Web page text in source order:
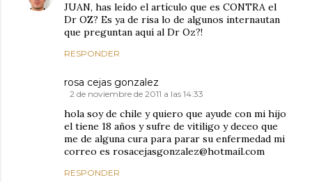
JUAN, has leído el artículo que es CONTRA el
Dr OZ? Es ya de risa lo de algunos internautan
que preguntan aquí al Dr Oz?!
RESPONDER
rosa cejas gonzalez
2 de noviembre de 2011 a las 14:33
hola soy de chile y quiero que ayude con mi hijo
el tiene 18 años y sufre de vitiligo y deceo que
me de alguna cura para parar su enfermedad mi
correo es rosacejasgonzalez@hotmail.com
RESPONDER